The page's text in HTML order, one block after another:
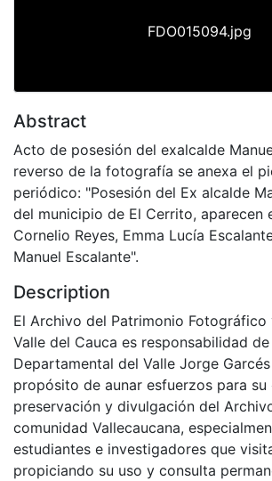
FDO015094.jpg
Abstract
Acto de posesión del exalcalde
reverso de la fotografía se anexa el
periódico: "Posesión del Ex alcalde
del municipio de El Cerrito, aparecen
Cornelio Reyes, Emma Lucía
Manuel Escalante".
Description
El Archivo del Patrimonio Fotográfico
Valle del Cauca es responsabilidad
Departamental del Valle Jorge
propósito de aunar esfuerzos para su
preservación y divulgación del
comunidad Vallecaucana,
estudiantes e investigadores que
propiciando su uso y consulta